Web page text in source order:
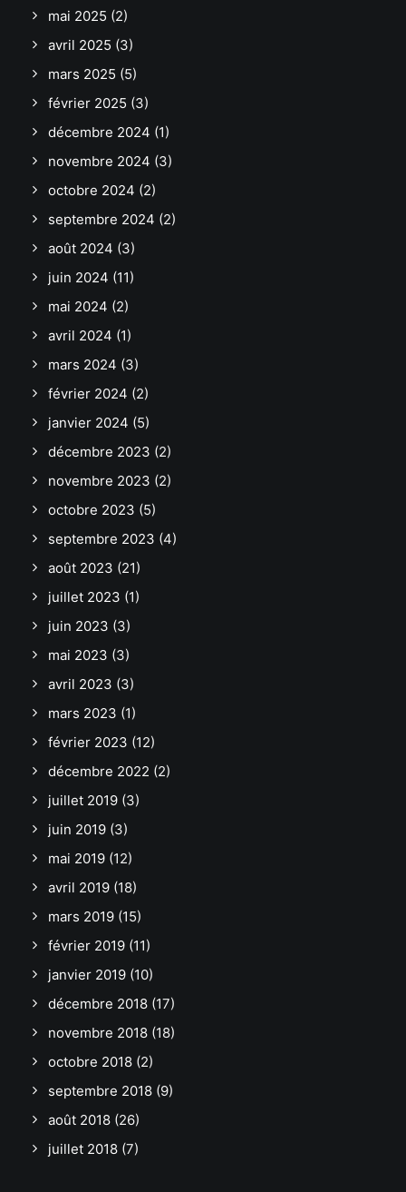
mai 2025 (2)
avril 2025 (3)
mars 2025 (5)
février 2025 (3)
décembre 2024 (1)
novembre 2024 (3)
octobre 2024 (2)
septembre 2024 (2)
août 2024 (3)
juin 2024 (11)
mai 2024 (2)
avril 2024 (1)
mars 2024 (3)
février 2024 (2)
janvier 2024 (5)
décembre 2023 (2)
novembre 2023 (2)
octobre 2023 (5)
septembre 2023 (4)
août 2023 (21)
juillet 2023 (1)
juin 2023 (3)
mai 2023 (3)
avril 2023 (3)
mars 2023 (1)
février 2023 (12)
décembre 2022 (2)
juillet 2019 (3)
juin 2019 (3)
mai 2019 (12)
avril 2019 (18)
mars 2019 (15)
février 2019 (11)
janvier 2019 (10)
décembre 2018 (17)
novembre 2018 (18)
octobre 2018 (2)
septembre 2018 (9)
août 2018 (26)
juillet 2018 (7)